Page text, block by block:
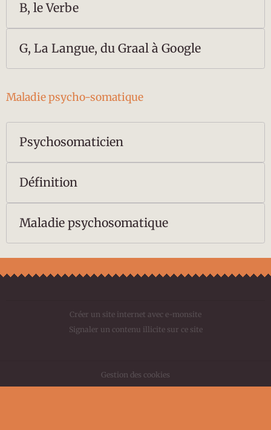
B, le Verbe
G, La Langue, du Graal à Google
Maladie psycho-somatique
Psychosomaticien
Définition
Maladie psychosomatique
Créer un site internet avec e-monsite
Signaler un contenu illicite sur ce site
Gestion des cookies